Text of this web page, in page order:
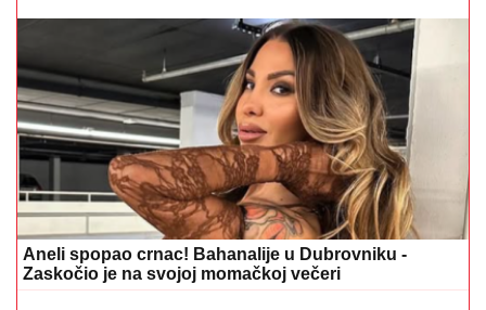
(FOTO) SPAKOVALI KOFERE I OTIŠLI NA
EGZOTIČNU DESTINACIJUOvako Anđela i Gastoz
uživaju nakon pomirenja, ona puni baterije pred "Elitu
10"
"Mislila sam samo da sam umorna..."
Evo u kakvom je STANJU Ana
Radulović nakon što joj je POZILO
NASRED ULICE
LJUBAV NA MORU!Sara Jo i Bjelin
sin se baškare kao nikad: SKRIVENA